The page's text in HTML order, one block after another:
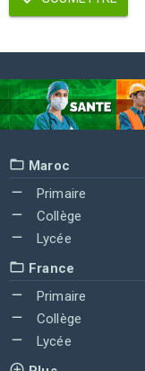
Maroc
Primaire
Collège
Lycée
France
Primaire
Collège
Lycée